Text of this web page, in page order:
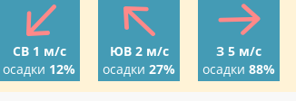
СВ 1 м/с
осадки 12%
ЮВ 2 м/с
осадки 27%
З 5 м/с
осадки 88%